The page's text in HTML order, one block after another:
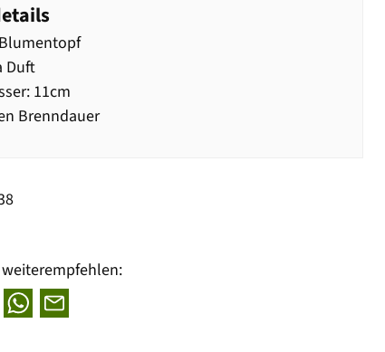
Duft
11cm
Brenndauer